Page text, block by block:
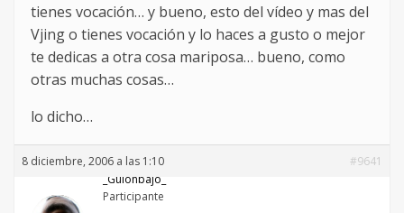
tienes vocación… y bueno, esto del vídeo y mas del
Vjing o tienes vocación y lo haces a gusto o mejor
te dedicas a otra cosa mariposa… bueno, como
otras muchas cosas…
lo dicho…
8 diciembre, 2006 a las 1:10
#9641
_Guionbajo_
Participante